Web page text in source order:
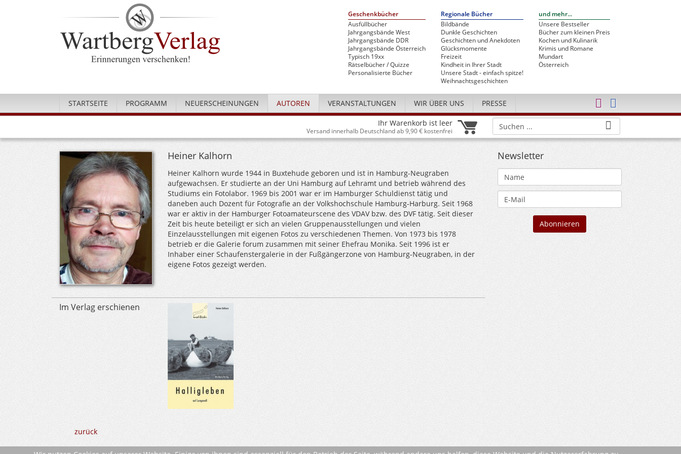
Geschenkbücher
Ausfüllbücher
Jahrgangsbände West
Jahrgangsbände DDR
Jahrgangsbände Österreich
Typisch 19xx
Rätselbücher / Quizze
Personalisierte Bücher
Regionale Bücher
Bildbände
Dunkle Geschichten
Geschichten und Anekdoten
Glücksmomente
Freizeit
Kindheit in Ihrer Stadt
Unsere Stadt - einfach spitze!
Weihnachtsgeschichten
und mehr...
Unsere Bestseller
Bücher zum kleinen Preis
Kochen und Kulinarik
Krimis und Romane
Mundart
Österreich
STARTSEITE PROGRAMM NEUERSCHEINUNGEN AUTOREN VERANSTALTUNGEN WIR ÜBER UNS PRESSE
Ihr Warenkorb ist leer
Versand innerhalb Deutschland ab 9,90 € kostenfrei
Heiner Kalhorn
Heiner Kalhorn wurde 1944 in Buxtehude geboren und ist in Hamburg-Neugraben
aufgewachsen. Er studierte an der Uni Hamburg auf Lehramt und betrieb während des
Studiums ein Fotolabor. 1969 bis 2001 war er im Hamburger Schuldienst tätig und
daneben auch Dozent für Fotografie an der Volkshochschule Hamburg-Harburg. Seit 1968
war er aktiv in der Hamburger Fotoamateurscene des VDAV bzw. des DVF tätig. Seit dieser
Zeit bis heute beteiligt er sich an vielen Gruppenausstellungen und vielen
Einzelausstellungen mit eigenen Fotos zu verschiedenen Themen. Von 1973 bis 1978
betrieb er die Galerie forum zusammen mit seiner Ehefrau Monika. Seit 1996 ist er
Inhaber einer Schaufenstergalerie in der Fußgängerzone von Hamburg-Neugraben, in der
eigene Fotos gezeigt werden.
Im Verlag erschienen
zurück
Newsletter